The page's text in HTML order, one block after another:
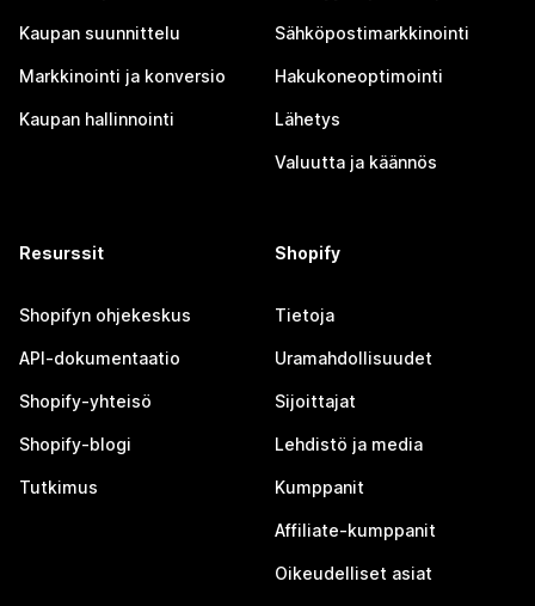
Kaupan suunnittelu
Markkinointi ja konversio
Kaupan hallinnointi
Sähköpostimarkkinointi
Hakukoneoptimointi
Lähetys
Valuutta ja käännös
Resurssit
Shopifyn ohjekeskus
API-dokumentaatio
Shopify-yhteisö
Shopify-blogi
Tutkimus
Shopify
Tietoja
Uramahdollisuudet
Sijoittajat
Lehdistö ja media
Kumppanit
Affiliate-kumppanit
Oikeudelliset asiat